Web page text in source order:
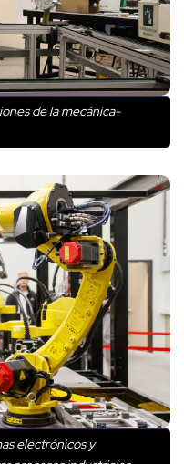
de la mecánica-
electrónicos y